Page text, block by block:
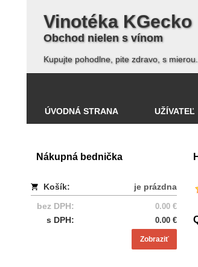
Vinotéka KGecko
Obchod nielen s vínom
Kupujte pohodlne, pite zdravo, s mierou.
ÚVODNÁ STRANA UŽÍVATEĽ
Nákupná bednička
Košík:
je prázdna
bez DPH:
0.00 €
s DPH: 0.00 €
Zobraziť